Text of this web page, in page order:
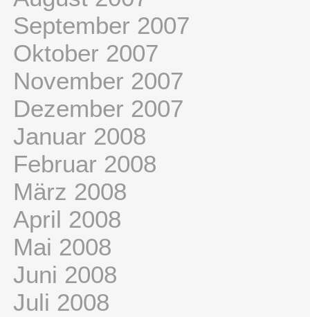
September 2007
Oktober 2007
November 2007
Dezember 2007
Januar 2008
Februar 2008
März 2008
April 2008
Mai 2008
Juni 2008
Juli 2008